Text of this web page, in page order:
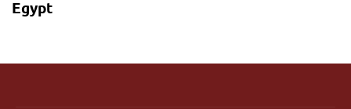
Egypt